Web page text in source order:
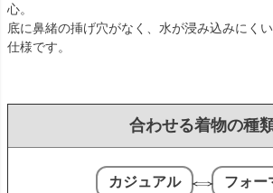
心。
底に鼻緒の挿げ穴がなく、水が浸み込みにく
仕様です。
合わせる着物の種
カジュアル ⇔ フォー